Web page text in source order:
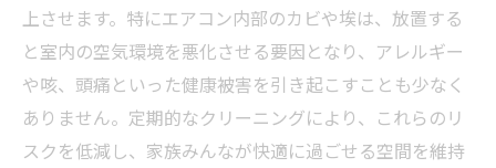
上させます。特にエアコン内部のカビや埃は、放置する
と室内の空気環境を悪化させる要因となり、アレルギー
や咳、頭痛といった健康被害を引き起こすことも少なく
ありません。定期的なクリーニングにより、これらのリ
スクを低減し、家族みんなが快適に過ごせる空間を維持